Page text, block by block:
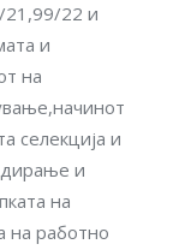
21,99/22 и
и
на
селекција и
и
на
на работно